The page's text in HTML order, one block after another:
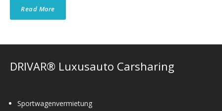
Read More
DRIVAR® Luxusauto Carsharing
Sportwagenvermietung